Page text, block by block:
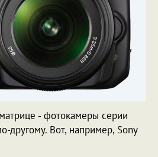
- фотокамеры серии
другому. Вот, например, Sony